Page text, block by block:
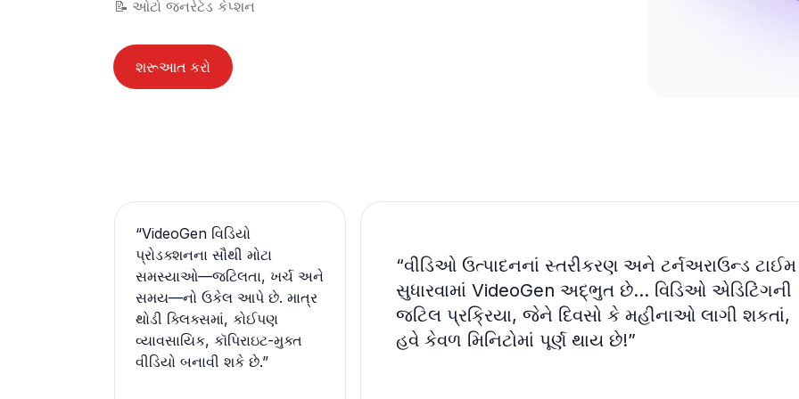
📝	ઓટો જનરેટેડ કેપ્શન
શરૂઆત કરો
“વીડિઓ ઉત્પાદનનાં સ્તરીકરણ અને ટર્નઅરાઉન્ડ ટાઈમ
સુધારવામાં VideoGen અદ્ભુત છે... વિડિઓ એડિટિંગની
જટિલ પ્રક્રિયા, જેને દિવસો કે મહીનાઓ લાગી શકતાં,
હવે કેવળ મિનિટોમાં પૂર્ણ થાય છે!”
“VideoGen વિડિયો
પ્રોડક્શનના સૌથી મોટા
સમસ્યાઓ—જટિલતા, ખર્ચ અને
સમય—નો ઉકેલ આપે છે. માત્ર
થોડી ક્લિક્સમાં, કોઈપણ
વ્યાવસાયિક, કૉપિરાઇટ-મુક્ત
વીડિયો બનાવી શકે છે.”